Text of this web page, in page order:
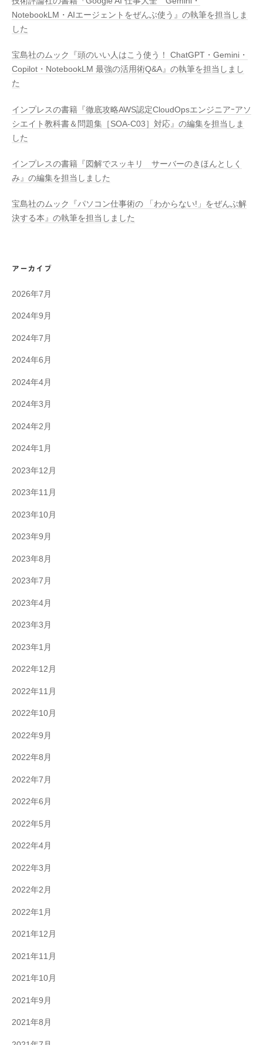
NotebookLM・AIエージェントをぜんぶ使う』の執筆を担当しま
した
宝島社のムック『頭のいい人はこう使う！ ChatGPT・Gemini・
Copilot・NotebookLM 最強の活用術Q&A』の執筆を担当しまし
た
インプレスの書籍『徹底攻略AWS認定CloudOpsエンジニアｰアソ
シエイト教科書＆問題集［SOA-C03］対応』の編集を担当しま
した
インプレスの書籍『図解でスッキリ サーバーのきほんとしく
み』の編集を担当しました
宝島社のムック『パソコン仕事術の 「わからない!」をぜんぶ解
決する本』の執筆を担当しました
アーカイブ
2026年7月
2024年9月
2024年7月
2024年6月
2024年4月
2024年3月
2024年2月
2024年1月
2023年12月
2023年11月
2023年10月
2023年9月
2023年8月
2023年7月
2023年4月
2023年3月
2023年1月
2022年12月
2022年11月
2022年10月
2022年9月
2022年8月
2022年7月
2022年6月
2022年5月
2022年4月
2022年3月
2022年2月
2022年1月
2021年12月
2021年11月
2021年10月
2021年9月
2021年8月